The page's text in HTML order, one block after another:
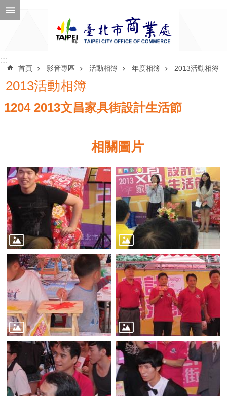
跳到主要內容區塊
公
機
關
紹
業
務
資
訊
線
上
服
務
公
司
及
商
::::::
首頁 影音專區 活動相簿 年度相簿 2013活動相簿
2013活動相簿
1204 2013文昌家具街設計生活節
相關圖片